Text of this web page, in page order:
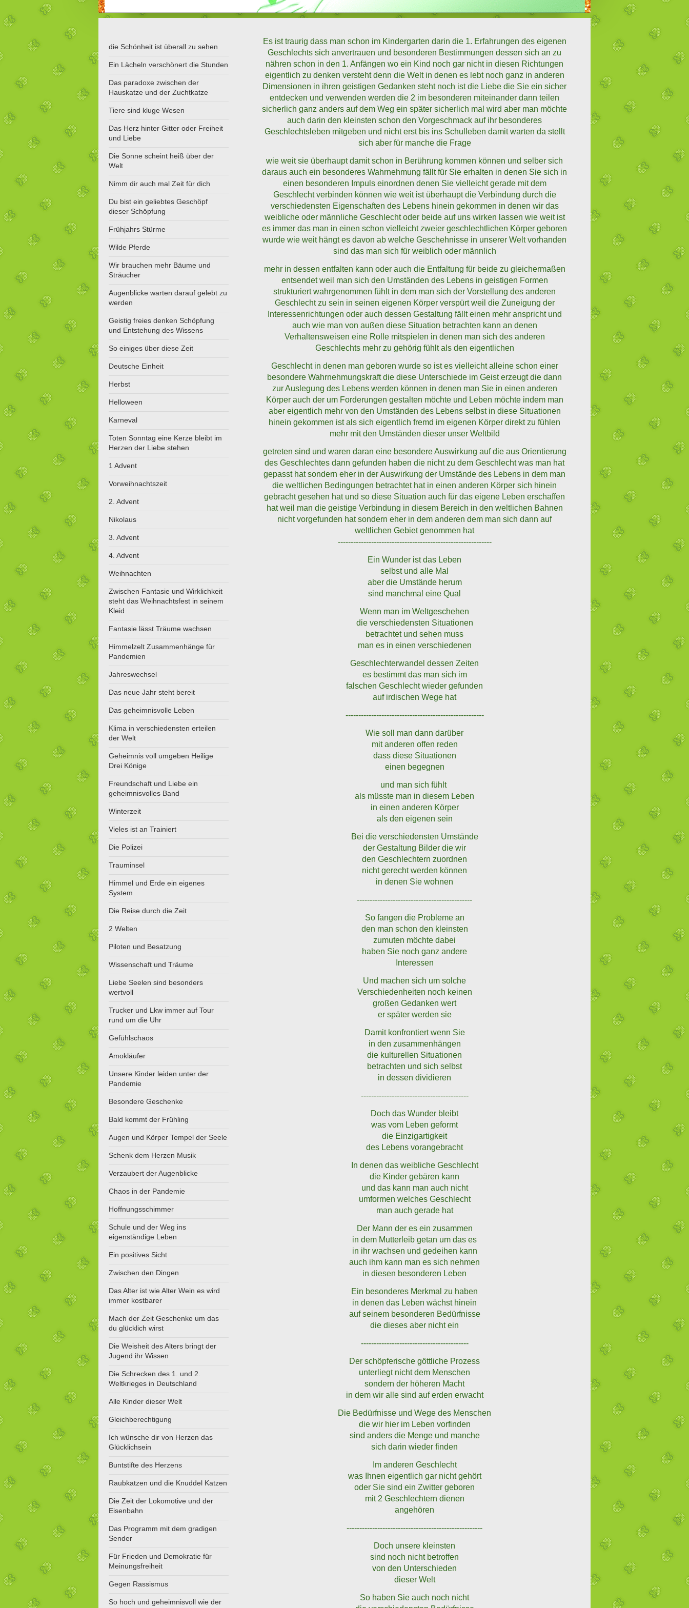
Es ist traurig dass man schon im Kindergarten darin die 1. Erfahrungen des eigenen
Geschlechts sich anvertrauen und besonderen Bestimmungen dessen sich an zu
nähren schon in den 1. Anfängen wo ein Kind noch gar nicht in diesen Richtungen
eigentlich zu denken versteht denn die Welt in denen es lebt noch ganz in anderen
Dimensionen in ihren geistigen Gedanken steht noch ist die Liebe die Sie ein sicher
entdecken und verwenden werden die 2 im besonderen miteinander dann teilen
sicherlich ganz anders auf dem Weg ein später sicherlich mal wird aber man möchte
auch darin den kleinsten schon den Vorgeschmack auf ihr besonderes
Geschlechtsleben mitgeben und nicht erst bis ins Schulleben damit warten da stellt
sich aber für manche die Frage
wie weit sie überhaupt damit schon in Berührung kommen können und selber sich
daraus auch ein besonderes Wahrnehmung fällt für Sie erhalten in denen Sie sich in
einen besonderen Impuls einordnen denen Sie vielleicht gerade mit dem
Geschlecht verbinden können wie weit ist überhaupt die Verbindung durch die
verschiedensten Eigenschaften des Lebens hinein gekommen in denen wir das
weibliche oder männliche Geschlecht oder beide auf uns wirken lassen wie weit ist
es immer das man in einen schon vielleicht zweier geschlechtlichen Körper geboren
wurde wie weit hängt es davon ab welche Geschehnisse in unserer Welt vorhanden
sind das man sich für weiblich oder männlich
mehr in dessen entfalten kann oder auch die Entfaltung für beide zu gleichermaßen
entsendet weil man sich den Umständen des Lebens in geistigen Formen
strukturiert wahrgenommen fühlt in dem man sich der Vorstellung des anderen
Geschlecht zu sein in seinen eigenen Körper verspürt weil die Zuneigung der
Interessenrichtungen oder auch dessen Gestaltung fällt einen mehr anspricht und
auch wie man von außen diese Situation betrachten kann an denen
Verhaltensweisen eine Rolle mitspielen in denen man sich des anderen
Geschlechts mehr zu gehörig fühlt als den eigentlichen
Geschlecht in denen man geboren wurde so ist es vielleicht alleine schon einer
besondere Wahrnehmungskraft die diese Unterschiede im Geist erzeugt die dann
zur Auslegung des Lebens werden können in denen man Sie in einen anderen
Körper auch der um Forderungen gestalten möchte und Leben möchte indem man
aber eigentlich mehr von den Umständen des Lebens selbst in diese Situationen
hinein gekommen ist als sich eigentlich fremd im eigenen Körper direkt zu fühlen
mehr mit den Umständen dieser unser Weltbild
getreten sind und waren daran eine besondere Auswirkung auf die aus Orientierung
des Geschlechtes dann gefunden haben die nicht zu dem Geschlecht was man hat
gepasst hat sondern eher in der Auswirkung der Umstände des Lebens in dem man
die weltlichen Bedingungen betrachtet hat in einen anderen Körper sich hinein
gebracht gesehen hat und so diese Situation auch für das eigene Leben erschaffen
hat weil man die geistige Verbindung in diesem Bereich in den weltlichen Bahnen
nicht vorgefunden hat sondern eher in dem anderen dem man sich dann auf
weltlichen Gebiet genommen hat
------------------------------------------------------------
Ein Wunder ist das Leben
selbst und alle Mal
aber die Umstände herum
sind manchmal eine Qual
Wenn man im Weltgeschehen
die verschiedensten Situationen
betrachtet und sehen muss
man es in einen verschiedenen
Geschlechterwandel dessen Zeiten
es bestimmt das man sich im
falschen Geschlecht wieder gefunden
auf irdischen Wege hat
------------------------------------------------------
Wie soll man dann darüber
mit anderen offen reden
dass diese Situationen
einen begegnen
und man sich fühlt
als müsste man in diesem Leben
in einen anderen Körper
als den eigenen sein
Bei die verschiedensten Umstände
der Gestaltung Bilder die wir
den Geschlechtern zuordnen
nicht gerecht werden können
in denen Sie wohnen
---------------------------------------------
So fangen die Probleme an
den man schon den kleinsten
zumuten möchte dabei
haben Sie noch ganz andere
Interessen
Und machen sich um solche
Verschiedenheiten noch keinen
großen Gedanken wert
er später werden sie
Damit konfrontiert wenn Sie
in den zusammenhängen
die kulturellen Situationen
betrachten und sich selbst
in dessen dividieren
------------------------------------------
Doch das Wunder bleibt
was vom Leben geformt
die Einzigartigkeit
des Lebens vorangebracht
In denen das weibliche Geschlecht
die Kinder gebären kann
und das kann man auch nicht
umformen welches Geschlecht
man auch gerade hat
Der Mann der es ein zusammen
in dem Mutterleib getan um das es
in ihr wachsen und gedeihen kann
auch ihm kann man es sich nehmen
in diesen besonderen Leben
Ein besonderes Merkmal zu haben
in denen das Leben wächst hinein
auf seinem besonderen Bedürfnisse
die dieses aber nicht ein
------------------------------------------
Der schöpferische göttliche Prozess
unterliegt nicht dem Menschen
sondern der höheren Macht
in dem wir alle sind auf erden erwacht
Die Bedürfnisse und Wege des Menschen
die wir hier im Leben vorfinden
sind anders die Menge und manche
sich darin wieder finden
Im anderen Geschlecht
was Ihnen eigentlich gar nicht gehört
oder Sie sind ein Zwitter geboren
mit 2 Geschlechtern dienen
angehören
-----------------------------------------------------
Doch unsere kleinsten
sind noch nicht betroffen
von den Unterschieden
dieser Welt
So haben Sie auch noch nicht
die Schönheit ist überall zu sehen
Ein Lächeln verschönert die Stunden
Das paradoxe zwischen der
Hauskatze und der Zuchtkatze
Tiere sind kluge Wesen
Das Herz hinter Gitter oder Freiheit
und Liebe
Die Sonne scheint heiß über der
Welt
Nimm dir auch mal Zeit für dich
Du bist ein geliebtes Geschöpf
dieser Schöpfung
Frühjahrs Stürme
Wilde Pferde
Wir brauchen mehr Bäume und
Sträucher
Augenblicke warten darauf gelebt zu
werden
Geistig freies denken Schöpfung
und Entstehung des Wissens
So einiges über diese Zeit
Deutsche Einheit
Herbst
Helloween
Karneval
Toten Sonntag eine Kerze bleibt im
Herzen der Liebe stehen
1 Advent
Vorweihnachtszeit
2. Advent
Nikolaus
3. Advent
4. Advent
Weihnachten
Zwischen Fantasie und Wirklichkeit
steht das Weihnachtsfest in seinem
Kleid
Fantasie lässt Träume wachsen
Himmelzelt Zusammenhänge für
Pandemien
Jahreswechsel
Das neue Jahr steht bereit
Das geheimnisvolle Leben
Klima in verschiedensten erteilen
der Welt
Geheimnis voll umgeben Heilige
Drei Könige
Freundschaft und Liebe ein
geheimnisvolles Band
Winterzeit
Vieles ist an Trainiert
Die Polizei
Trauminsel
Himmel und Erde ein eigenes
System
Die Reise durch die Zeit
2 Welten
Piloten und Besatzung
Wissenschaft und Träume
Liebe Seelen sind besonders
wertvoll
Trucker und Lkw immer auf Tour
rund um die Uhr
Gefühlschaos
Amokläufer
Unsere Kinder leiden unter der
Pandemie
Besondere Geschenke
Bald kommt der Frühling
Augen und Körper Tempel der Seele
Schenk dem Herzen Musik
Verzaubert der Augenblicke
Chaos in der Pandemie
Hoffnungsschimmer
Schule und der Weg ins
eigenständige Leben
Ein positives Sicht
Zwischen den Dingen
Das Alter ist wie Alter Wein es wird
immer kostbarer
Mach der Zeit Geschenke um das
du glücklich wirst
Die Weisheit des Alters bringt der
Jugend ihr Wissen
Die Schrecken des 1. und 2.
Weltkrieges in Deutschland
Alle Kinder dieser Welt
Gleichberechtigung
Ich wünsche dir von Herzen das
Glücklichsein
Buntstifte des Herzens
Raubkatzen und die Knuddel Katzen
Die Zeit der Lokomotive und der
Eisenbahn
Das Programm mit dem gradigen
Sender
Für Frieden und Demokratie für
Meinungsfreiheit
Gegen Rassismus
So hoch und geheimnisvoll wie der